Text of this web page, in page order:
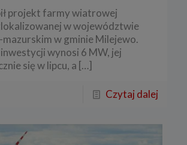
projekt farmy wiatrowej
w województwie
w gminie Milejewo.
wynosi 6 MW, jej
się w lipcu, a […]
Czytaj dalej